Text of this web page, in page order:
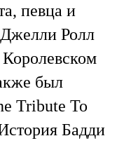
певца и
Джелли Ролл
был
Tribute To
Бадди